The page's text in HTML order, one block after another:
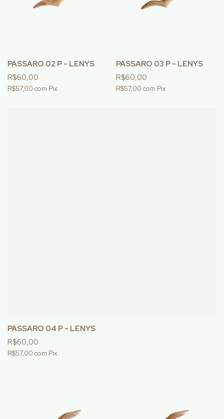
PÁSSARO 02 P - LENYS
R$60,00
R$57,00 com Pix
PÁSSARO 03 P - LENYS
R$60,00
R$57,00 com Pix
PÁSSARO 04 P - LENYS
R$60,00
R$57,00 com Pix